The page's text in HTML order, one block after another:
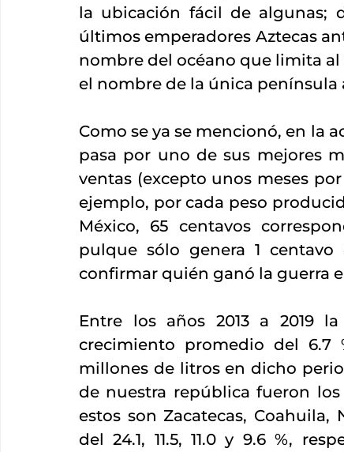
la ubicación fácil de algunas;
últimos emperadores Aztecas
nombre del océano que limita
el nombre de la única península
Como se ya se mencionó, en la
pasa por uno de sus mejores
ventas (excepto unos meses
ejemplo, por cada peso
México, 65 centavos
pulque sólo genera 1
confirmar quién ganó la guerra
Entre los años 2013 a 2019
crecimiento promedio del 6.7
millones de litros en dicho
de nuestra república fueron
estos son Zacatecas,
del 24.1, 11.5, 11.0 y 9.6 %,